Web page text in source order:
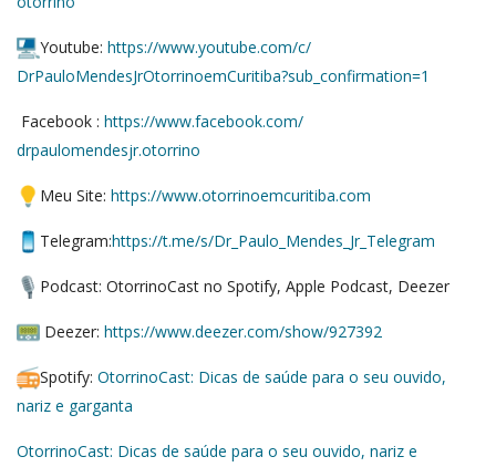
Youtube: https://www.youtube.com/c/
DrPauloMendesJrOtorrinoemCuritiba?sub_confirmation=1
Facebook : https://www.facebook.com/
drpaulomendesjr.otorrino
Meu Site: https://www.otorrinoemcuritiba.com
Telegram:https://t.me/s/Dr_ Paulo_Mendes_Jr_Telegram
Podcast: OtorrinoCast no Spotify, Apple Podcast, Deezer
Deezer: https://www.deezer.com/show/927392
Spotify: OtorrinoCast: Dicas de saúde para o seu ouvido,
nariz e garganta
OtorrinoCast: Dicas de saúde para o seu ouvido, nariz e